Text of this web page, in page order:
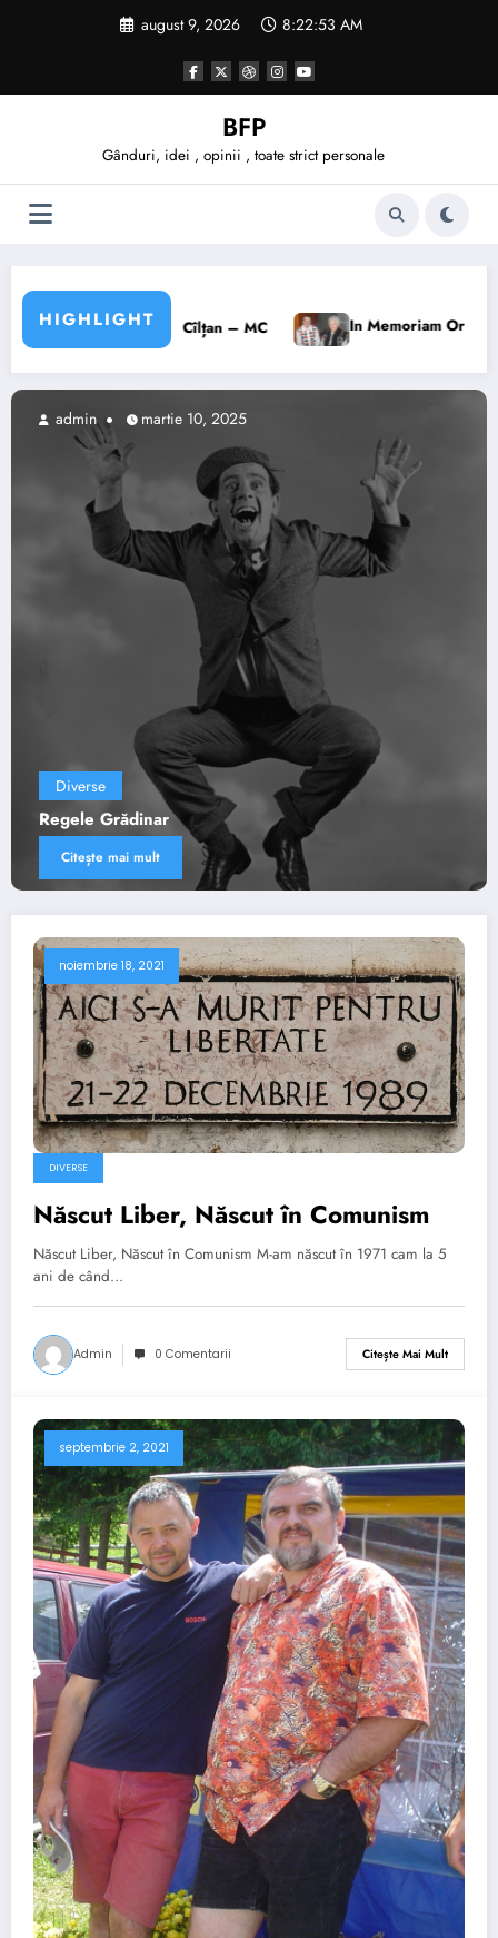
august 9, 2026 8:22:55 AM
BFP
Gânduri, idei , opinii , toate strict personale
HIGHLIGHTIn Memoriam Ortenzia Berari Testul
Diverse
Viaţa lui Daniel – TRĂIND SFINŢI ÎNTR-O
FĂRĂ DE DUMNEZEU
Citește mai mult
admin
noiembrie 18, 2021
DIVERSE
Născut Liber, Născut în Comunism
Născut Liber, Născut în Comunism M-am născut în 1971 cam la 5
ani de când…
Admin 0 Comentarii Citește Mai Mult
septembrie 2, 2021